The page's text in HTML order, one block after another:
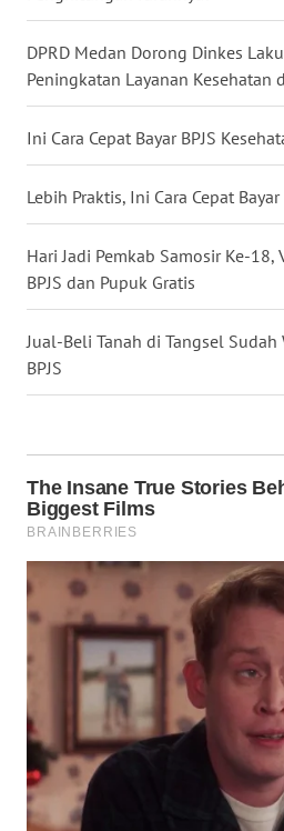
DPRD Medan Dorong Dinkes
Peningkatan Layanan Kesehatan
Ini Cara Cepat Bayar BPJS
Lebih Praktis, Ini Cara Cepat Bayar
Hari Jadi Pemkab Samosir Ke-
BPJS dan Pupuk Gratis
Jual-Beli Tanah di Tangsel Sudah
BPJS
SULUT
MALUKU
WN
MALUT
WN
WN
NIAS
LANGKAT
WN
TAPANULI
SELATAN
WN
TANJUNG
LESUNG